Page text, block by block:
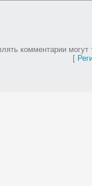
комментарии могут
[